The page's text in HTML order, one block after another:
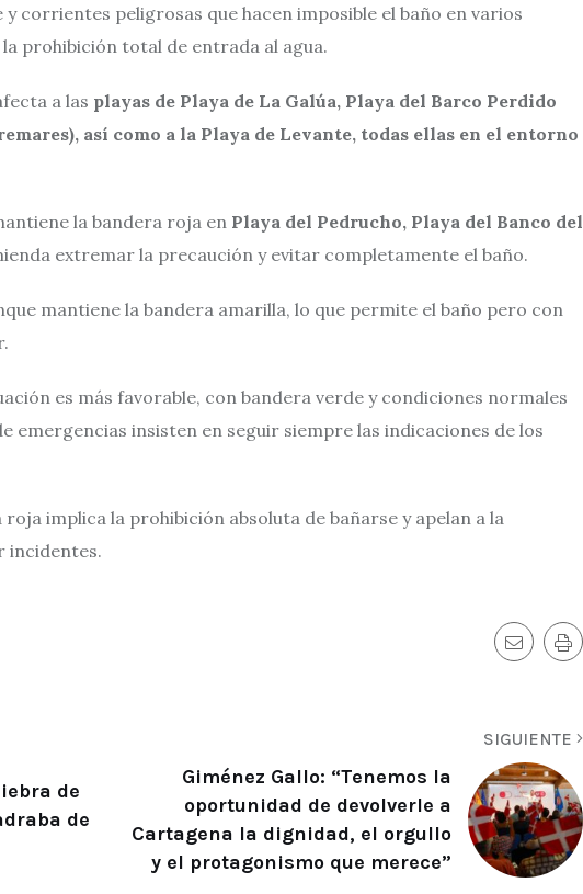
corrientes peligrosas que hacen imposible el baño en varios
prohibición total de entrada al agua.
a las playas de Playa de La Galúa, Playa del Barco Perdido
así como a la Playa de Levante, todas ellas en el entorno
la bandera roja en Playa del Pedrucho, Playa del Banco del
extremar la precaución y evitar completamente el baño.
mantiene la bandera amarilla, lo que permite el baño pero con
es más favorable, con bandera verde y condiciones normales
emergencias insisten en seguir siempre las indicaciones de los
implica la prohibición absoluta de bañarse y apelan a la
incidentes.
de
de
SIGUIENTE
Giménez Gallo: “Tenemos la
oportunidad de devolverle a
Cartagena la dignidad, el orgullo
y el protagonismo que merece”